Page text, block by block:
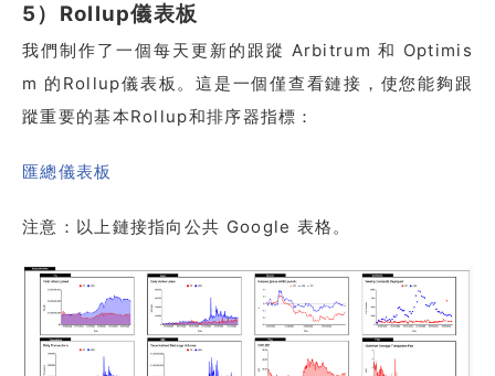
5）Rollup儀表板
我們制作了一個每天更新的跟蹤 Arbitrum 和 Optimis
m 的Rollup儀表板。這是一個僅查看鏈接，使您能夠跟
蹤重要的基本Rollup和排序器指標：
匯總儀表板
注意：以上鏈接指向公共 Google 表格。